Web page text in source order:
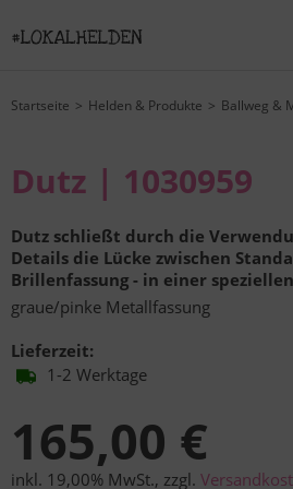
Startseite Helden & Produkte Ballweg &
Dutz | 1030959
Dutz schließt durch die
Details die Lücke zwischen
Brillenfassung - in einer
graue/pinke Metallfassung
Lieferzeit:
1-2 Werktage
165,00 €
inkl. 19,00% MwSt., zzgl.